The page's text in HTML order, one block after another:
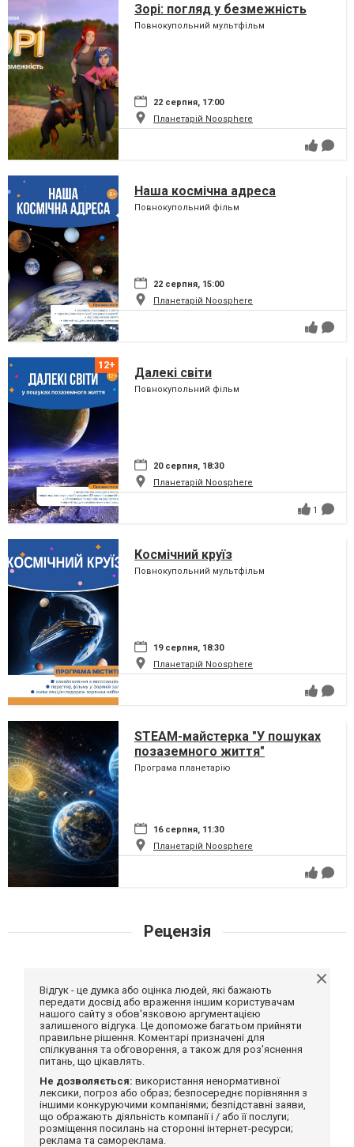
Зорі: погляд у безмежність
Повнокупольний мультфільм
22 серпня, 17:00
Планетарій Noosphere
Наша космічна адреса
Повнокупольний фільм
22 серпня, 15:00
Планетарій Noosphere
Далекі світи
Повнокупольний фільм
20 серпня, 18:30
Планетарій Noosphere
1
Космічний круїз
Повнокупольний мультфільм
19 серпня, 18:30
Планетарій Noosphere
STEAM-майстерка "У пошуках
позаземного життя"
Програма планетарію
16 серпня, 11:30
Планетарій Noosphere
Рецензія
Відгук - це думка або оцінка людей, які бажають
передати досвід або враження іншим користувачам
нашого сайту з обов'язковою аргументацією
залишеного відгука. Це допоможе багатьом прийняти
правильне рішення. Коментарі призначені для
спілкування та обговорення, а також для роз'яснення
питань, що цікавлять.
Не дозволяється: використання ненормативної
лексики, погроз або образ; безпосереднє порівняння з
іншими конкуруючими компаніями; безпідставні заяви,
що ображають діяльність компанії і / або її послуги;
розміщення посилань на сторонні інтернет-ресурси;
реклама та самореклама.